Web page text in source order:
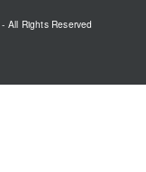
- All Rights Reserved